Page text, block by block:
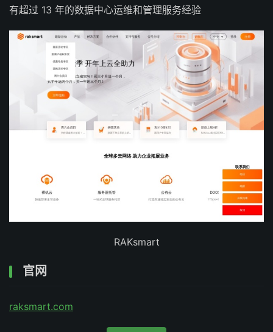
有超过 13 年的数据中心运维和管理服务经验
RAKsmart
官网
raksmart.com